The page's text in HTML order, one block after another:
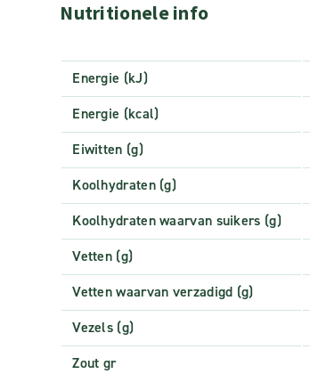
Nutritionele info
Energie (kJ)
Energie (kcal)
Eiwitten (g)
Koolhydraten (g)
Koolhydraten waarvan suikers (g)
Vetten (g)
Vetten waarvan verzadigd (g)
Vezels (g)
Zout gr